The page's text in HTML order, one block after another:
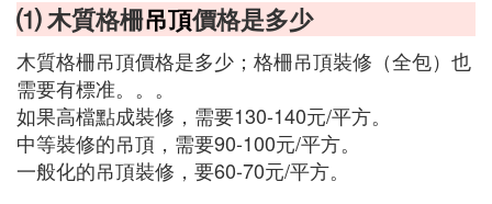
⑴ 木質格柵吊頂價格是多少
木質格柵吊頂價格是多少；格柵吊頂裝修（全包）也
需要有標准。。。
如果高檔點成裝修，需要130-140元/平方。
中等裝修的吊頂，需要90-100元/平方。
一般化的吊頂裝修，要60-70元/平方。